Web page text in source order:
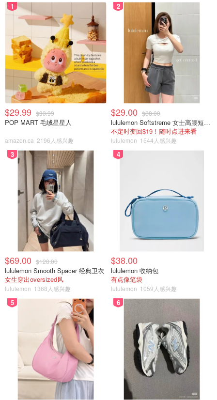
1
$29.99 $33.99
POP MART 毛绒星星人
amazon.ca 2196人感兴趣
2
$29.00 $88.00
lululemon Softstreme 女士高腰短裤 10cm
不定时变回$19！随时点进来看
lululemon 1544人感兴趣
3
$69.00 $128.00
lululemon Smooth Spacer 经典卫衣
女生穿出oversized风
lululemon 1368人感兴趣
4
$38.00
lululemon 收纳包
有点像笔袋
lululemon 1059人感兴趣
5 6